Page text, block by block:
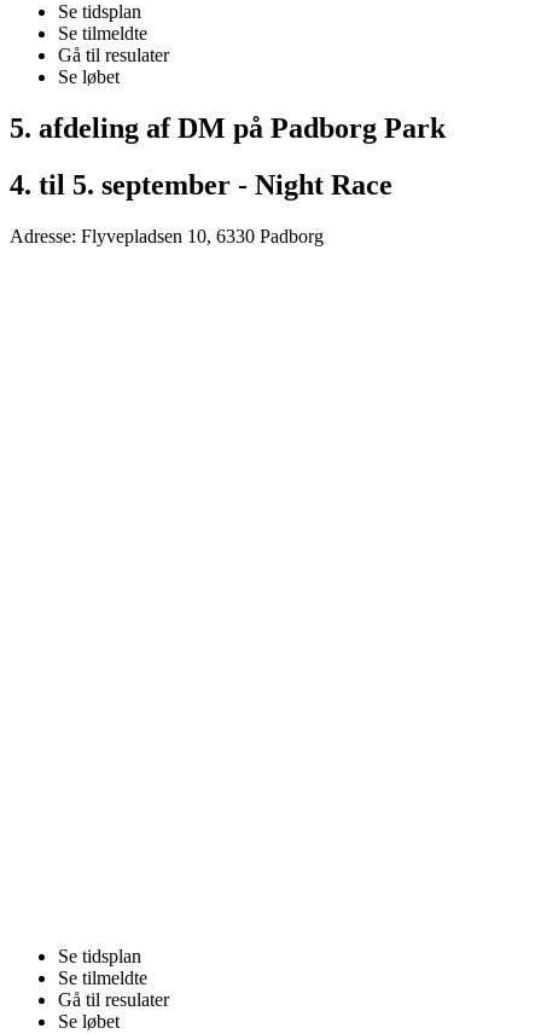
Se tidsplan
Se tilmeldte
Gå til resulater
Se løbet
5. afdeling af DM på Padborg Park
4. til 5. september - Night Race
Adresse: Flyvepladsen 10, 6330 Padborg
Se tidsplan
Se tilmeldte
Gå til resulater
Se løbet